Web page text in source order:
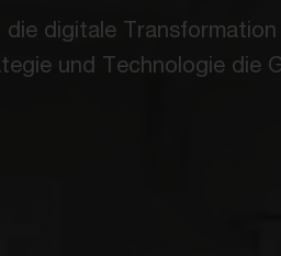
digitale
und Technologie die